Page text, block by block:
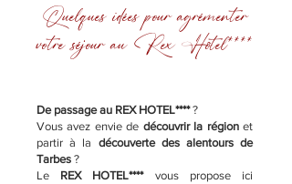
Quelques idées pour agrémenter
votre séjour au Rex Hôtel****
De passage au REX HOTEL****?
Vous avez envie de découvrir la régionet
partir à la découverte des alentours de
Tarbes ?
Le REX HOTEL**** vous propose ici